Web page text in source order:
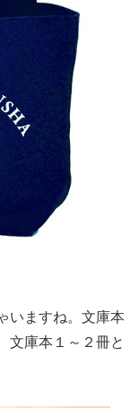
いますね。文庫本
文庫本１～２冊と